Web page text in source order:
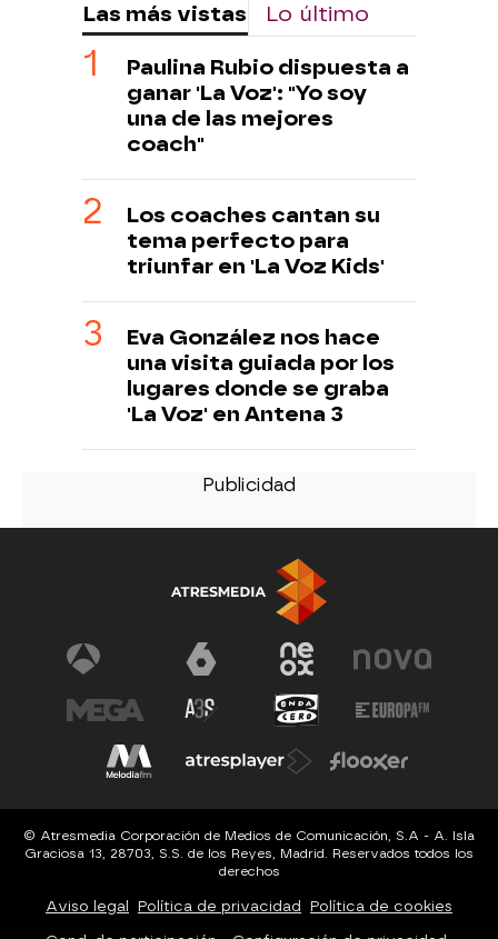
Las más vistas Lo último
Paulina Rubio dispuesta a
ganar 'La Voz': "Yo soy
una de las mejores
coach"
Los coaches cantan su
tema perfecto para
triunfar en 'La Voz Kids'
Eva González nos hace
una visita guiada por los
lugares donde se graba
'La Voz' en Antena 3
© Atresmedia Corporación de Medios de Comunicación, S.A - A. Isla
Graciosa 13, 28703, S.S. de los Reyes, Madrid. Reservados todos los
derechos
Aviso legal Política de privacidad Política de cookies